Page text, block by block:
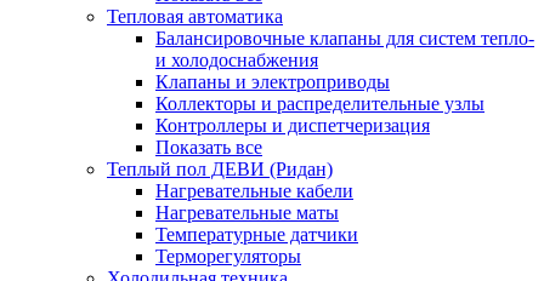
Тепловая автоматика
Балансировочные клапаны для систем тепло-
и холодоснабжения
Клапаны и электроприводы
Коллекторы и распределительные узлы
Контроллеры и диспетчеризация
Показать все
Теплый пол ДЕВИ (Ридан)
Нагревательные кабели
Нагревательные маты
Температурные датчики
Терморегуляторы